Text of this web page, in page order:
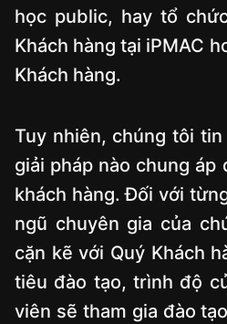
học public, hay tổ
Khách hàng tại iPMAC
Khách hàng.
Tuy nhiên, chúng tôi
giải pháp nào chung áp
khách hàng. Đối với
ngũ chuyên gia của
cặn kẽ với Quý Khách
tiêu đào tạo, trình độ
viên sẽ tham gia đào